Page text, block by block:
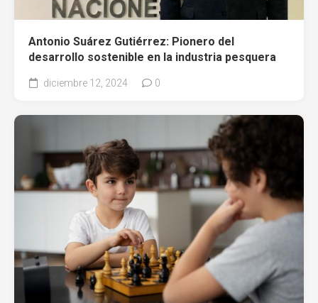
Antonio Suárez Gutiérrez: Pionero del
desarrollo sostenible en la industria pesquera
diciembre 12, 2024 0